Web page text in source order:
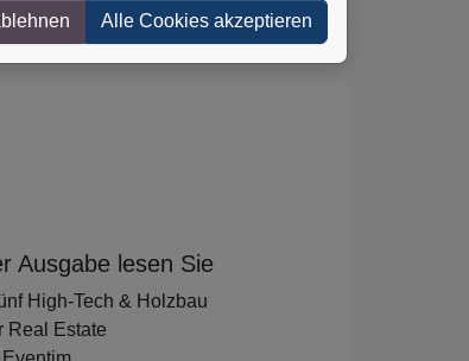
Ausgabe lesen Sie
High-Tech & Holzbau
Real Estate
Alle Cookies akzeptieren